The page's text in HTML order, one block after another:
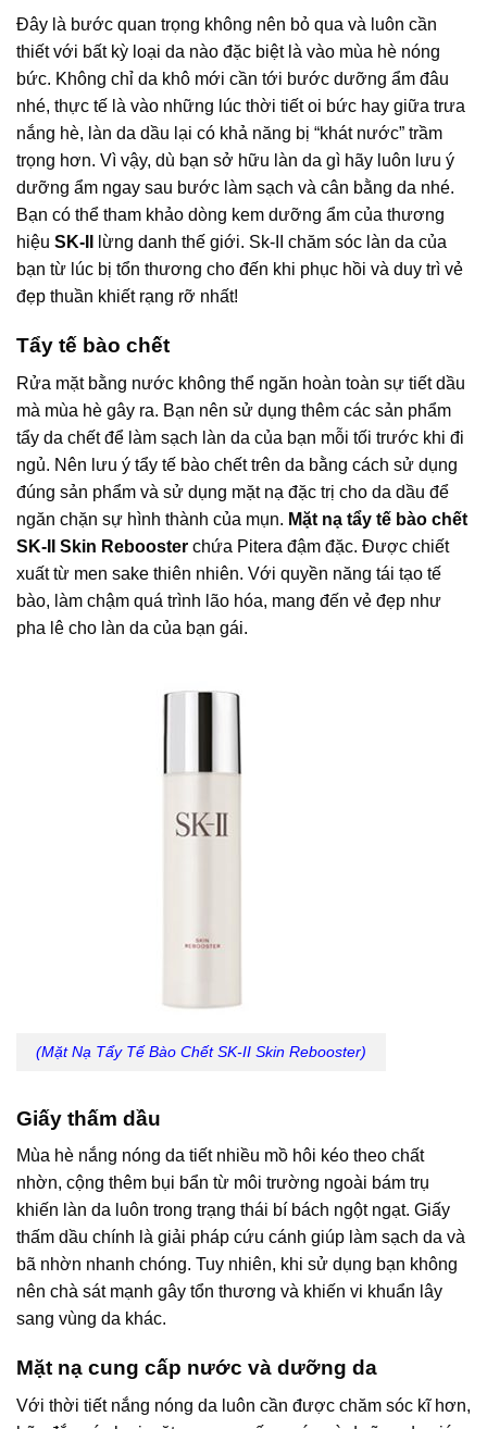
Đây là bước quan trọng không nên bỏ qua và luôn cần
thiết với bất kỳ loại da nào đặc biệt là vào mùa hè nóng
bức. Không chỉ da khô mới cần tới bước dưỡng ẩm đâu
nhé, thực tế là vào những lúc thời tiết oi bức hay giữa trưa
nắng hè, làn da dầu lại có khả năng bị “khát nước” trầm
trọng hơn. Vì vậy, dù bạn sở hữu làn da gì hãy luôn lưu ý
dưỡng ẩm ngay sau bước làm sạch và cân bằng da nhé.
Bạn có thể tham khảo dòng kem dưỡng ẩm của thương
hiệu SK-II
lừng danh thế giới. Sk-II chăm sóc làn da của
bạn từ lúc bị tổn thương cho đến khi phục hồi và duy trì vẻ
đẹp thuần khiết rạng rỡ nhất!
Tẩy tế bào chết
Rửa mặt bằng nước không thể ngăn hoàn toàn sự tiết dầu
mà mùa hè gây ra. Bạn nên sử dụng thêm các sản phẩm
tẩy da chết để làm sạch làn da của bạn mỗi tối trước khi đi
ngủ. Nên lưu ý tẩy tế bào chết trên da bằng cách sử dụng
đúng sản phẩm và sử dụng mặt nạ đặc trị cho da dầu để
ngăn chặn sự hình thành của mụn. Mặt nạ tẩy tế bào chết
SK-II Skin Rebooster chứa Pitera đậm đặc. Được chiết
xuất từ men sake thiên nhiên. Với quyền năng tái tạo tế
bào, làm chậm quá trình lão hóa, mang đến vẻ đẹp như
pha lê cho làn da của bạn gái.
(Mặt Nạ Tẩy Tế Bào Chết SK-II Skin Rebooster)
Giấy thấm dầu
Mùa hè nắng nóng da tiết nhiều mồ hôi kéo theo chất
nhờn, cộng thêm bụi bẩn từ môi trường ngoài bám trụ
khiến làn da luôn trong trạng thái bí bách ngột ngạt. Giấy
thấm dầu chính là giải pháp cứu cánh giúp làm sạch da và
bã nhờn nhanh chóng. Tuy nhiên, khi sử dụng bạn không
nên chà sát mạnh gây tổn thương và khiến vi khuẩn lây
sang vùng da khác.
Mặt nạ cung cấp nước và dưỡng da
Với thời tiết nắng nóng da luôn cần được chăm sóc kĩ hơn,